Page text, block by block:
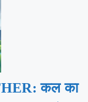
कल का